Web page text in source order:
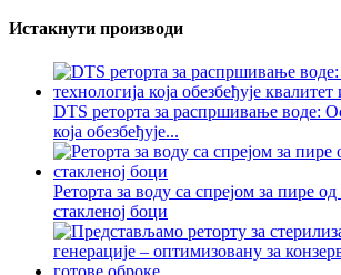
Истакнути производи
DTS реторта за распршивање воде:
која обезбеђује...
Реторта за воду са спрејом за пире
стакленој боци